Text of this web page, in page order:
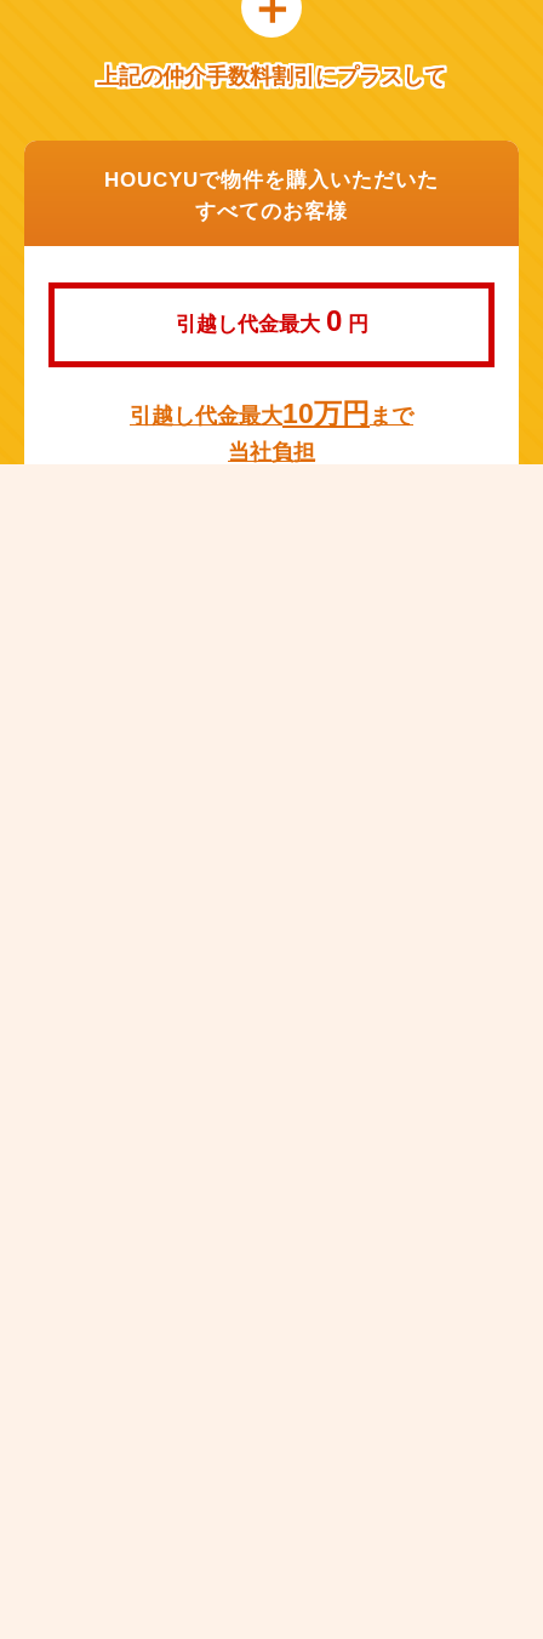
上記の仲介手数料割引にプラスして
HOUCYUで物件を購入いただいた
すべてのお客様
引越し代金最大 0 円
引越し代金最大10万円 まで
当社負担